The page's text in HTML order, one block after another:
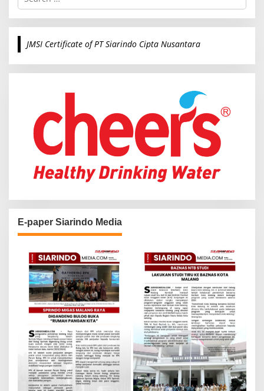
r
c
o
JMSI Certificate of PT Siarindo Cipta Nusantara
E-paper Siarindo Media